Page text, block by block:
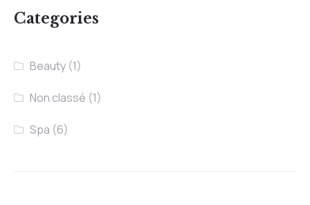
Categories
Beauty (1)
Non classé (1)
Spa (6)